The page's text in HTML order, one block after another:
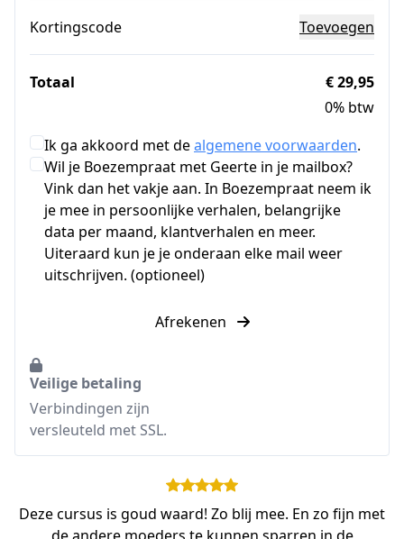
Kortingscode Toevoegen
Totaal
€ 29,95
0% btw
Ik ga akkoord met dealgemene voorwaarden.
Wil je Boezempraat met Geerte in je mailbox?
Vink dan het vakje aan. In Boezempraat neem ik
je mee in persoonlijke verhalen, belangrijke
data per maand, klantverhalen en meer.
Uiteraard kun je je onderaan elke mail weer
uitschrijven. (optioneel)
Afrekenen
Veilige betaling
Verbindingen zijn
versleuteld met SSL.
Deze cursus is goud waard! Zo blij mee. En zo fijn met